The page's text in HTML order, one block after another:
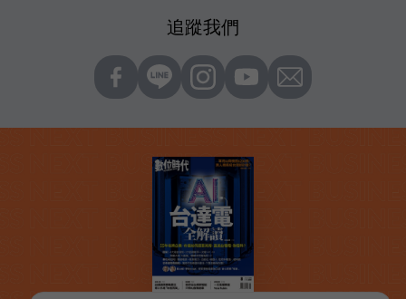
追蹤我們